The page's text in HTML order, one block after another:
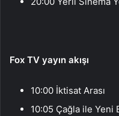
Fox TV yayın akışı
10:00 İktisat Arası
10:05 Çağla ile Yeni